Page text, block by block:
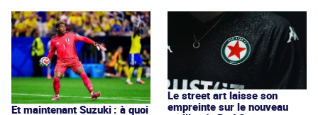
Et maintenant Suzuki : à quoi
Le street art laisse son
empreinte sur le nouveau